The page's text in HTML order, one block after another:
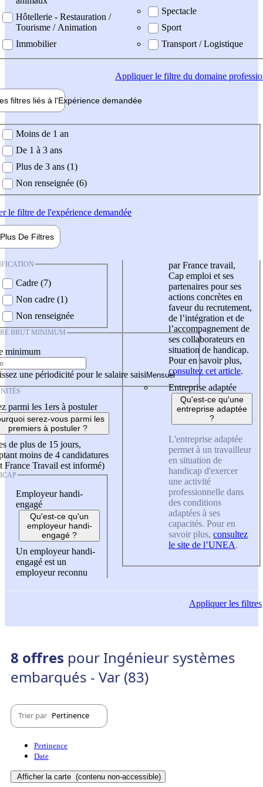
Hôtellerie - Restauration /
Tourisme / Animation
Immobilier
Spectacle
Sport
Transport / Logistique
Appliquerle filtre du domaine
filtres liés à l'Expérience demandée
demandée
Moins de 1 an
De 1 à 3 ans
Plus de 3 ans (1)
Non renseignée (6)
le filtre de l'expérience demandée
Plus De Filtres
Cadre (7)
Non cadre (1)
Non renseignée
BRUT MINIMUM
minimum
une périodicité pour le salaire saisi
parmi les 1ers à postuler
serez-vous parmi les
premiers à postuler ?
de plus de 15 jours,
moins de 4 candidatures
France Travail est informé)
Employeur handi-
engagé
Qu'est-ce qu'un
employeur handi-
engagé ?
Un employeur handi-
engagé est un
employeur reconnu
par France travail,
Cap emploi et ses
partenaires pour ses
actions concrètes en
faveur du recrutement,
de l’intégration et de
l’accompagnement de
ses collaborateurs en
situation de handicap.
Pour en savoir plus,
consultez cet article.
Entreprise adaptée
Qu'est-ce qu'une
entreprise adaptée
?
L'entreprise adaptée
permet à un travailleur
en situation de
handicap d'exercer
une activité
professionnelle dans
des conditions
adaptées à ses
capacités. Pour en
savoir plus, consultez
le site de l’UNEA.
Appliquerles filtres
8 offres pour Ingénieur systèmes
embarqués - Var (83)
Trier par Pertinence
Pertinence
Date
Afficher la carte (contenu non-accessible)